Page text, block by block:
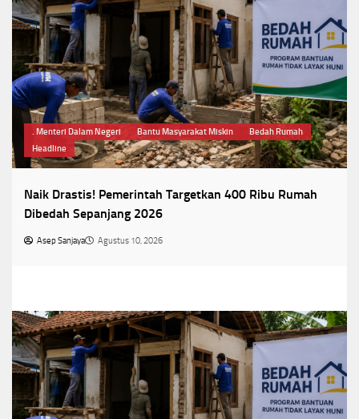
. Menteri Dalam Negeri Bantu Masyarakat Miskin
Bedah Rumah
Headline
Naik Drastis! Pemerintah Targetkan 400 Ribu Rumah
Dibedah Sepanjang 2026
Asep Sanjaya Agustus 10, 2026